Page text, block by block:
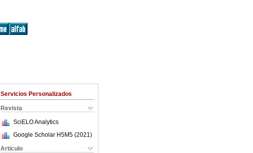
Servicios Personalizados
Revista
SciELO Analytics
Google Scholar H5M5 (2021 )
Articulo